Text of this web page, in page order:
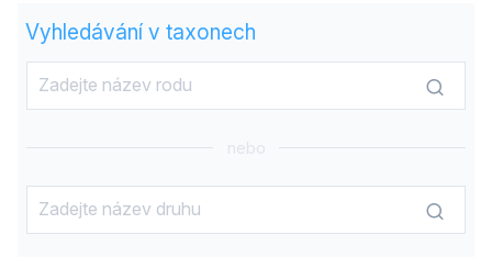
Vyhledávání v taxonech
nebo